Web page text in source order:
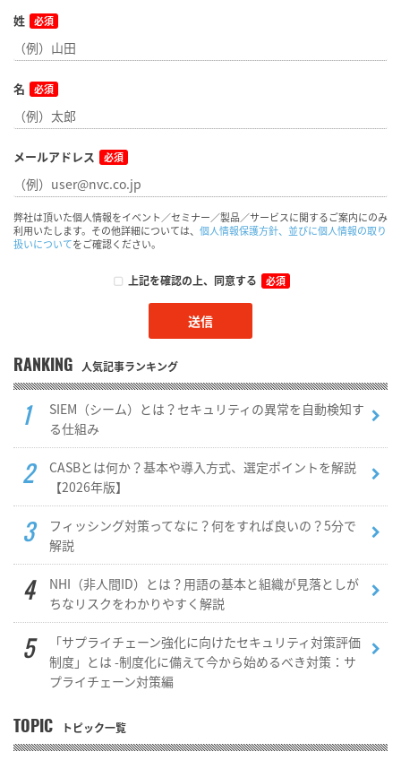
姓 必須
名 必須
メールアドレス 必須
弊社は頂いた個人情報をイベント／セミナー／製品／サービスに関するご案内にのみ
利用いたします。その他詳細については、 個人情報保護方針、並びに個人情報の取り
扱いについてをご確認ください。
上記を確認の上、同意する 必須
RANKING 人気記事ランキング
SIEM（シーム）とは？セキュリティの異常を自動検知す
る仕組み
CASBとは何か？基本や導入方式、選定ポイントを解説
【2026年版】
フィッシング対策ってなに？何をすれば良いの？5分で
解説
NHI（非人間ID）とは？用語の基本と組織が見落としが
ちなリスクをわかりやすく解説
「サプライチェーン強化に向けたセキュリティ対策評価
制度」とは -制度化に備えて今から始めるべき対策：サ
プライチェーン対策編
TOPIC トピック一覧